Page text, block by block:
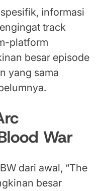
informasi
track
platform
besar episode
yang sama
War
dari awal, “The
besar